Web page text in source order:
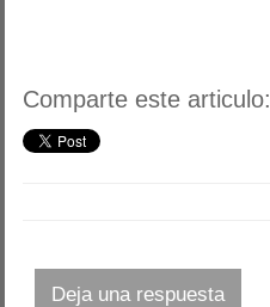
Comparte este articulo:
Deja una respuesta